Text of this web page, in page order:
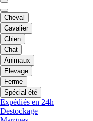
Cheval
Cavalier
Chien
Chat
Animaux
Elevage
Ferme
Spécial été
Expédiés en 24h
Destockage